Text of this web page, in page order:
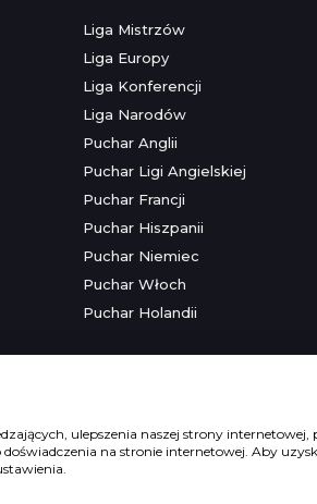
Liga Mistrzów
Liga Europy
Liga Konferencji
Liga Narodów
Puchar Anglii
Puchar Ligi Angielskiej
Puchar Francji
Puchar Hiszpanii
Puchar Niemiec
Puchar Włoch
Puchar Holandii
Kontakt•Reklama•
wyłącznie dla osób powyżej 18 lat.
ulepszenia naszej strony internetowej,
na stronie internetowej. Aby